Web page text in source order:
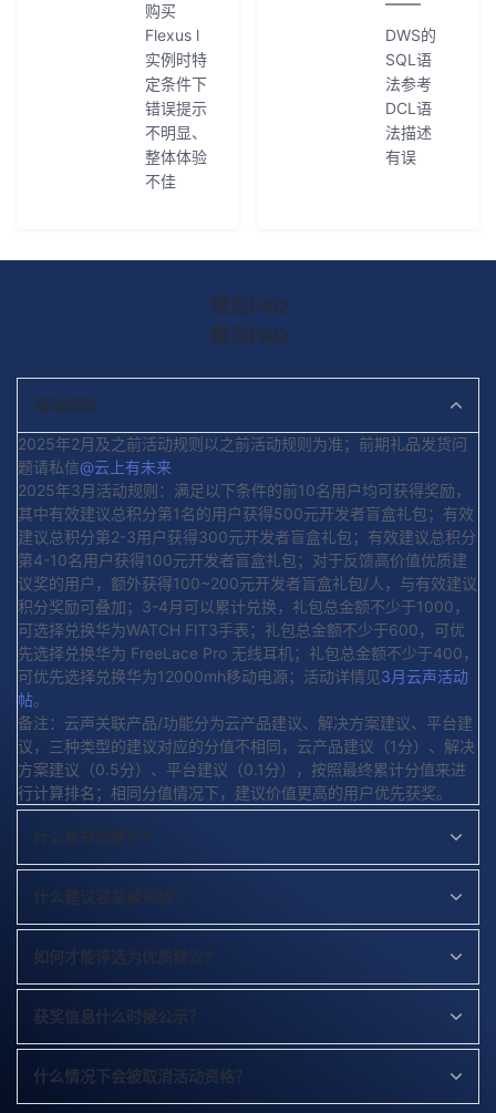
购买
Flexus l
实例时特
定条件下
错误提示
不明显、
整体体验
不佳
DWS的
SQL语
法参考
DCL语
法描述
有误
常见FAQ
常见FAQ
活动规则
2025年2月及之前活动规则以之前活动规则为准；前期礼品发货问
题请私信@云上有未来
2025年3月活动规则：满足以下条件的前10名用户均可获得奖励，
其中有效建议总积分第1名的用户获得500元开发者盲盒礼包；有效
建议总积分第2-3用户获得300元开发者盲盒礼包；有效建议总积分
第4-10名用户获得100元开发者盲盒礼包；对于反馈高价值优质建
议奖的用户，额外获得100~200元开发者盲盒礼包/人，与有效建议
积分奖励可叠加；3-4月可以累计兑换，礼包总金额不少于1000，
可选择兑换华为WATCH FIT3手表；礼包总金额不少于600，可优
先选择兑换华为 FreeLace Pro 无线耳机；礼包总金额不少于400，
可优先选择兑换华为12000mh移动电源；活动详情见3月云声活动
帖。
备注：云声关联产品/功能分为云产品建议、解决方案建议、平台建
议，三种类型的建议对应的分值不相同，云产品建议（1分）、解决
方案建议（0.5分）、平台建议（0.1分），按照最终累计分值来进
行计算排名；相同分值情况下，建议价值更高的用户优先获奖。
什么是有效建议?
如何才能评选为优质建议?
获奖信息什么时候公示？
什么情况下会被取消活动资格？